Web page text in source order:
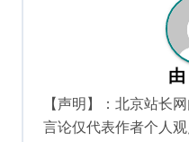
由
【声明】：北京站长
言论仅代表作者个人